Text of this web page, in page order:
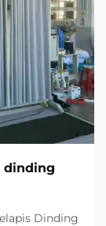
dinding
Dinding